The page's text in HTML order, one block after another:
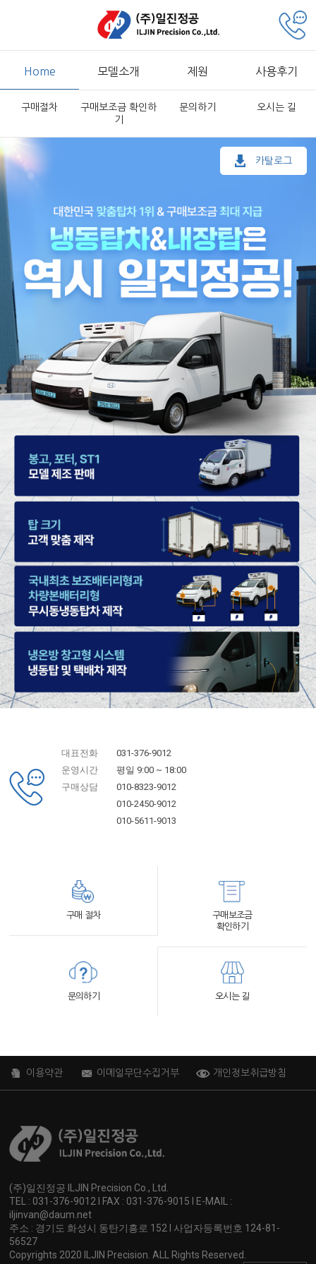
Home 모델소개 제원 사용후기
구매절차
구매보조금 확인하
기
문의하기 오시는 길
카탈로그
대표전화
031-376-9012
운영시간
평일 9:00 ~ 18:00
구매상담
010-8323-9012
010-2450-9012
010-5611-9013
구매 절차
구매보조금
확인하기
문의하기 오시는 길
이용약관 이메일무단수집거부 개인정보취급방침
(주)일진정공 ILJIN Precision Co., Ltd.
TEL : 031-376-9012 I FAX : 031-376-9015 I E-MAIL :
iljinvan@daum.net
주소 : 경기도 화성시 동탄기흥로 152 I 사업자등록번호 124-81-
56527
Copyrights 2020 ILJIN Precision. ALL Rights Reserved.